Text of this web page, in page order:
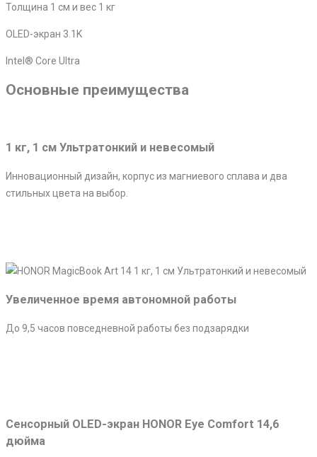
Толщина 1 см и вес 1 кг
OLED-экран 3.1K
Intel® Core Ultra
Основные преимущества
1 кг, 1 см Ультратонкий и невесомый
Инновационный дизайн, корпус из магниевого сплава и два
стильных цвета на выбор.
Увеличенное время автономной работы
До 9,5 часов повседневной работы без подзарядки
Сенсорный OLED-экран HONOR Eye Comfort 14,6
дюйма